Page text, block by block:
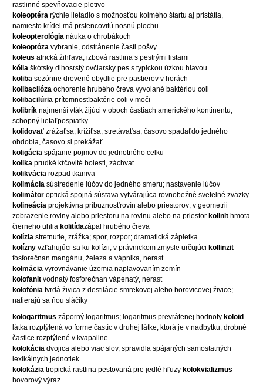
rastlinné spevňovacie pletivo
koleoptéra rýchle lietadlo s možnosťou kolmého štartu aj pristátia,
namiesto krídel má prstencovitú nosnú plochu
koleopterológia náuka o chrobákoch
koleoptóza vybranie, odstránenie časti pošvy
koleus africká žihľava, izbová rastlina s pestrými listami
kólia škótsky dlhosrstý ovčiarsky pes s typickou úzkou hlavou
koliba sezónne drevené obydlie pre pastierov v horách
kolibacilóza ochorenie hrubého čreva vyvolané baktériou coli
kolibacilúria prítomnosťbaktérie coli v moči
kolibrík najmenší vták žijúci v oboch častiach amerického kontinentu,
schopný lietaťpospiatky
kolidovať zrážaťsa, krížiťsa, stretávaťsa; časovo spadaťdo jedného
obdobia, časovo si prekážať
koligácia spájanie pojmov do jednotného celku
kolika prudké kŕčovité bolesti, záchvat
kolikvácia rozpad tkaniva
kolimácia sústredenie lúčov do jedného smeru; nastavenie lúčov
kolimátor optická spojná sústava vytvárajúca rovnobežné svetelné zväzky
kolineácia projektívna príbuznosťrovín alebo priestorov; v geometrii
zobrazenie roviny alebo priestoru na rovinu alebo na priestor kolinit hmota
čierneho uhlia kolitídazápal hrubého čreva
kolízia stretnutie, zrážka; spor, rozpor; dramatická zápletka
kolízny vzťahujúci sa ku kolízii, v právnickom zmysle určujúci kollinzit
fosforečnan mangánu, železa a vápnika, nerast
kolmácia vyrovnávanie územia naplavovaním zemín
kolofanit vodnatý fosforečnan vápenatý, nerast
kolofónia tvrdá živica z destilácie smrekovej alebo borovicovej živice;
natierajú sa ňou sláčiky
kologaritmus záporný logaritmus; logaritmus prevrátenej hodnoty koloid
látka rozptýlená vo forme častíc v druhej látke, ktorá je v nadbytku; drobné
častice rozptýlené v kvapaline
kolokácia dvojica alebo viac slov, spravidla spájaných samostatných
lexikálnych jednotiek
kolokázia tropická rastlina pestovaná pre jedlé hľuzy kolokvializmus
hovorový výraz